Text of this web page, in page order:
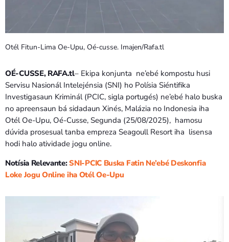
PORTUGUÊS
PORTUGUÊS
PRÓXIMOS PROGRAMAS
Otél Fitun-Lima Oe-Upu, Oé-cusse. Imajen/Rafa.tl
OÉ-CUSSE, RAFA.tl– Ekipa konjunta ne’ebé kompostu husi
Servisu Nasionál Intelejénsia (SNI) ho Polísia Siéntifika
Investigasaun Kriminál (PCIC, sigla portugés) ne’ebé halo buska
no apreensaun bá sidadaun Xinés, Malázia no Indonesia iha
Otél Oe-Upu, Oé-Cusse, Segunda (25/08/2025), hamosu
dúvida prosesual tanba empreza Seagoull Resort iha lisensa
hodi halo atividade jogu online.
Notísia Relevante:SNI-PCIC Buska Fatin Ne’ebé Deskonfia
Loke Jogu Online iha Otél Oe-Upu